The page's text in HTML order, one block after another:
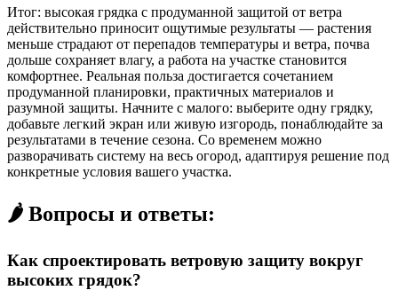
Итог: высокая грядка с продуманной защитой от ветра
действительно приносит ощутимые результаты — растения
меньше страдают от перепадов температуры и ветра, почва
дольше сохраняет влагу, а работа на участке становится
комфортнее. Реальная польза достигается сочетанием
продуманной планировки, практичных материалов и
разумной защиты. Начните с малого: выберите одну грядку,
добавьте легкий экран или живую изгородь, понаблюдайте за
результатами в течение сезона. Со временем можно
разворачивать систему на весь огород, адаптируя решение под
конкретные условия вашего участка.
🌶️ Вопросы и ответы:
Как спроектировать ветровую защиту вокруг
высоких грядок?